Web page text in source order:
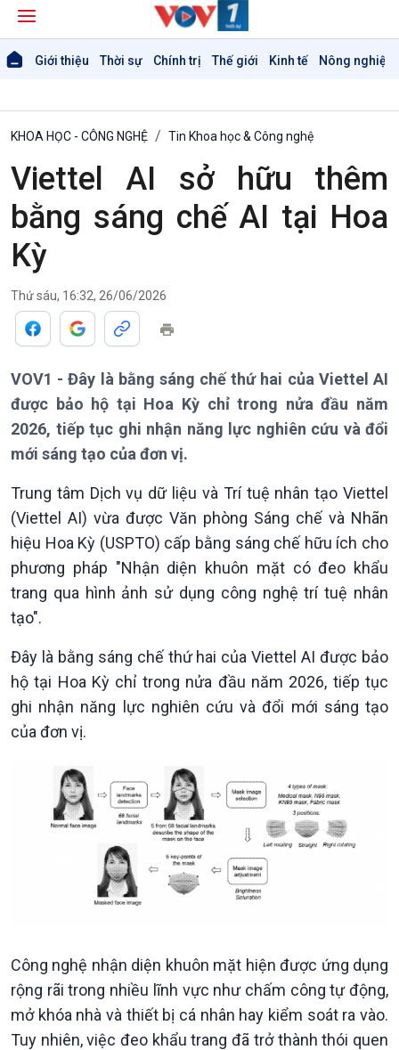
Giới thiệu Thời sự Chính trị Thế giới Kinh tế Nông nghiệp
Giới thiệu
Thời sự
Thời sự 18h
Thời sự 21h30
Bản tin
Chuyên mục
Theo dòng Thời sự
Xây dựng đảng
Đảng trong cuộc sống
Nhận diện sự thật
Pháp luật và đời sống
Thế giới
Tin thế giới
Thế giới & Việt Nam
Biên cương - Một dải vững
bền
KHOA HỌC - CÔNG NGHỆ Tin Khoa học & Công nghệ
Viettel AI sở hữu thêm
bằng sáng chế AI tại Hoa
Kỳ
Thứ sáu, 16:32, 26/06/2026
VOV1 - Đây là bằng sáng chế thứ hai của Viettel AI
được bảo hộ tại Hoa Kỳ chỉ trong nửa đầu năm
2026, tiếp tục ghi nhận năng lực nghiên cứu và đổi
mới sáng tạo của đơn vị.
Trung tâm Dịch vụ dữ liệu và Trí tuệ nhân tạo Viettel
(Viettel AI) vừa được Văn phòng Sáng chế và Nhãn
hiệu Hoa Kỳ (USPTO) cấp bằng sáng chế hữu ích cho
phương pháp "Nhận diện khuôn mặt có đeo khẩu
trang qua hình ảnh sử dụng công nghệ trí tuệ nhân
tạo".
Đây là bằng sáng chế thứ hai của Viettel AI được bảo
hộ tại Hoa Kỳ chỉ trong nửa đầu năm 2026, tiếp tục
ghi nhận năng lực nghiên cứu và đổi mới sáng tạo
của đơn vị.
Công nghệ nhận diện khuôn mặt hiện được ứng dụng
rộng rãi trong nhiều lĩnh vực như chấm công tự động,
mở khóa nhà và thiết bị cá nhân hay kiểm soát ra vào.
Tuy nhiên, việc đeo khẩu trang đã trở thành thói quen